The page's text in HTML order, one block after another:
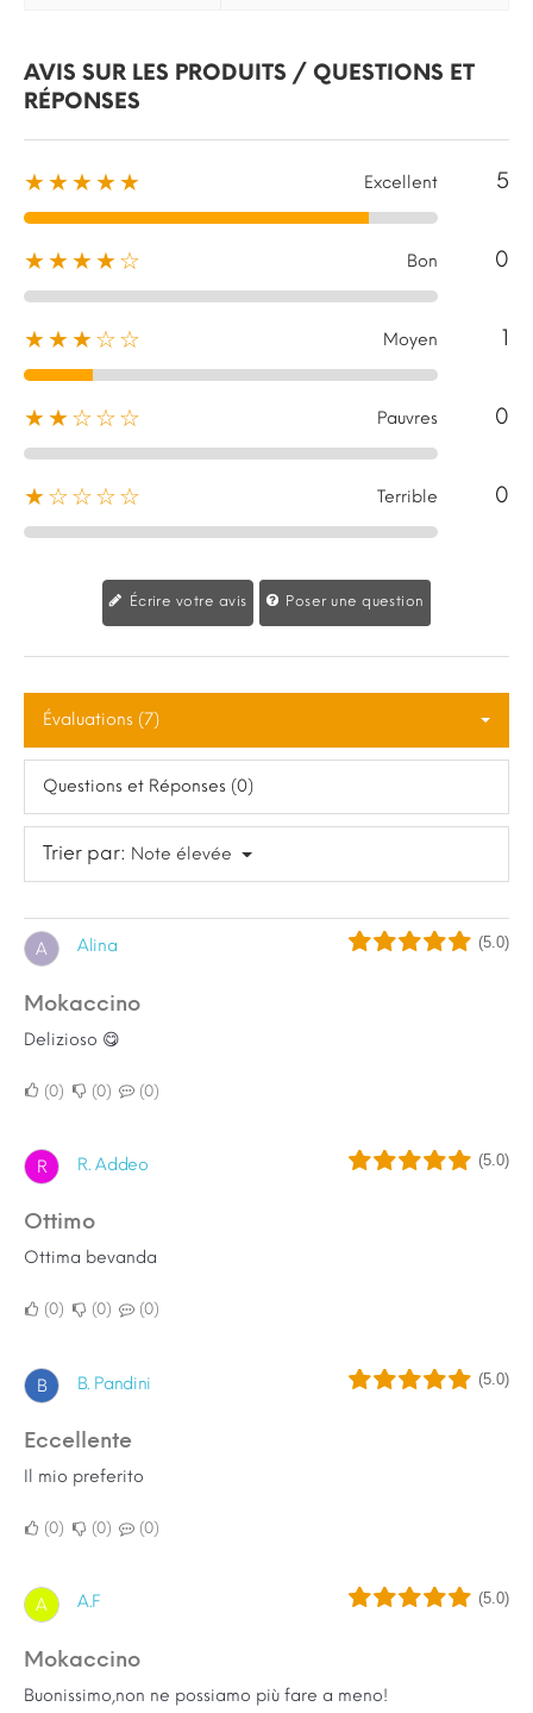
AVIS SUR LES PRODUITS / QUESTIONS ET
RÉPONSES
★★★★★ Excellent 5
★★★★☆ Bon 0
★★★☆☆ Moyen 1
★★☆☆☆ Pauvres 0
★☆☆☆☆ Terrible 0
Écrire votre avis Poser une question
Évaluations (7)
Questions et Réponses (0)
Trier par: Note élevée
A Alina (5.0)
Mokaccino
Delizioso 😋
0 0 0
R R. Addeo (5.0)
Ottimo
Ottima bevanda
0 0 0
B B. Pandini (5.0)
Eccellente
Il mio preferito
0 0 0
A A.F (5.0)
Mokaccino
Buonissimo,non ne possiamo più fare a meno!